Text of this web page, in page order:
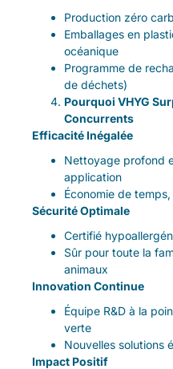
Production zéro
Emballages en
océanique
Programme de
de déchets)
Pourquoi VHYG
Concurrents
Efficacité Inégalée
Nettoyage profond
application
Économie de temps,
Sécurité Optimale
Certifié
Sûr pour toute la
animaux
Innovation Continue
Équipe R&D à la
verte
Nouvelles solutions
Impact Positif